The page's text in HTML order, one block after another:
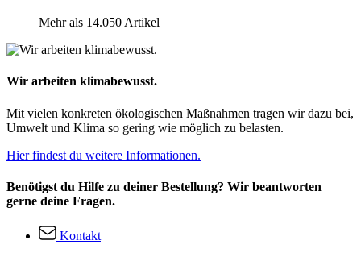
Mehr als 14.050 Artikel
Wir arbeiten klimabewusst.
Mit vielen konkreten ökologischen Maßnahmen tragen wir dazu bei,
Umwelt und Klima so gering wie möglich zu belasten.
Hier findest du weitere Informationen.
Benötigst du Hilfe zu deiner Bestellung? Wir beantworten
gerne deine Fragen.
Kontakt